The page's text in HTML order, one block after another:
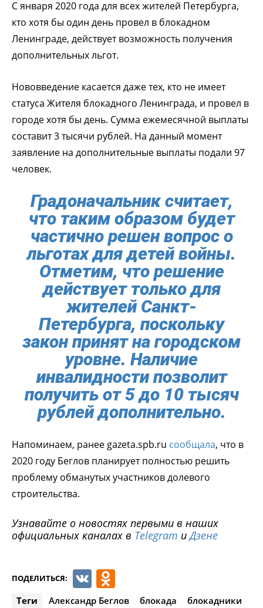
С января 2020 года для всех жителей Петербурга,
кто хотя бы один день провел в блокадном
Ленинграде, действует возможность получения
дополнительных льгот.
Нововведение касается даже тех, кто не имеет
статуса Жителя блокадного Ленинграда, и провел в
городе хотя бы день. Сумма ежемесячной выплаты
составит 3 тысячи рублей. На данный момент
заявление на дополнительные выплаты подали 97
человек.
Градоначальник считает,
что таким образом будет
частично решен вопрос о
льготах для детей войны.
Отметим, что решение
действует только для
жителей Санкт-
Петербурга, поскольку
закон принят на городском
уровне. Наличие
инвалидности позволит
получить от 5 до 10 тысяч
рублей дополнительно.
Напоминаем, ранее gazeta.spb.ru сообщала, что в
2020 году Беглов планирует полностью решить
проблему обманутых участников долевого
строительства.
Узнавайте о новостях первыми в наших
официальных каналах в Telegram иДзене
ПОДЕЛИТЬСЯ: VK
Теги Александр Беглов блокада
блокадники